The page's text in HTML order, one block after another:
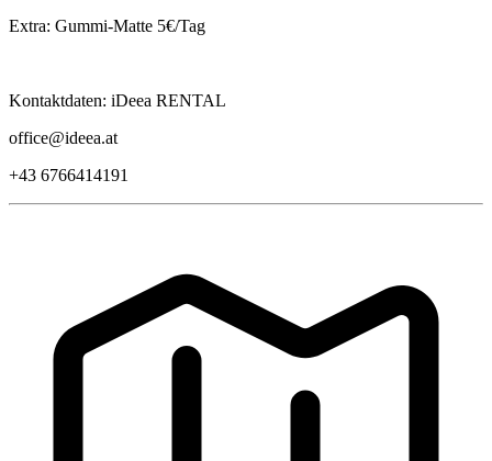
Extra: Gummi-Matte 5€/Tag
Kontaktdaten: iDeea RENTAL
office@ideea.at
+43 6766414191